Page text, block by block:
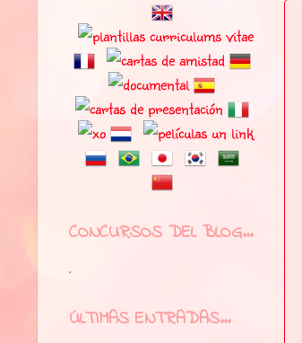
CONCURSOS DEL BLOG...
.
ÚLTIMAS ENTRADAS...